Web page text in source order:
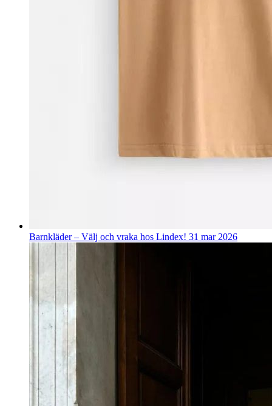
Barnkläder – Välj och vraka hos Lindex! 31 mar 2026